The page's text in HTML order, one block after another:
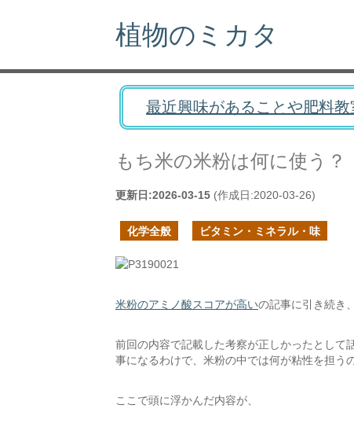
植物のミカタ
最近興味があることや肥料
もち米の米粉は何に使う？
更新日:2026-03-15 (作成日:2020-03-26)
化学全般 ビタミン・ミネラル・味
米粉のアミノ酸スコアが高いの記事に引き続き
前回の内容で記載した考察が正しかったとして
事になるわけで、米粉の中では何が粘性を担う
ここで頭に浮かんだ内容が、